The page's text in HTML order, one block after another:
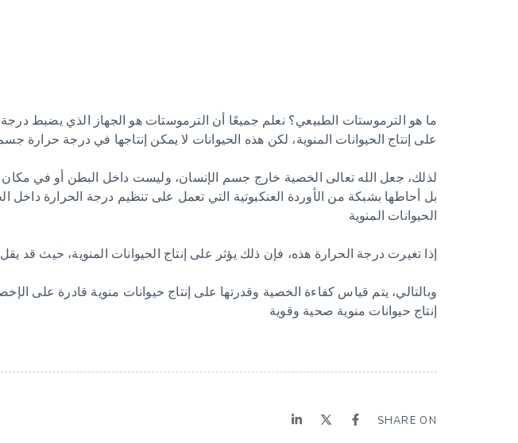
ما هو الترموستات الطبيعي؟ نعلم جميعًا أن الترموستات هو الجهاز الذي يضبط
على إنتاج الحيوانات المنوية، لكن هذه الحيوانات لا يمكن إنتاجها في درجة حرارة جسم الإنسان العادية، التي تبلغ 37 درجة
لذلك، جعل الله تعالى الخصية خارج جسم الإنسان، وليست داخل البطن أو في
بل أحاطها بشبكة من الأوردة العنكبوتية التي تعمل على تنظيم درجة الحرارة
الحيوانات المنوية
إذا تغيرت درجة الحرارة هذه، فإن ذلك يؤثر على إنتاج الحيوانات المنوية، حيث
وبالتالي، يتم قياس كفاءة الخصية وقدرتها على إنتاج حيوانات منوية قادرة على
إنتاج حيوانات منوية صحية وقوية
SHARE ON